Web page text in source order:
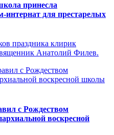
принесла
интернат для престарелых
праздника клирик
Анатолий Филев.
с Рождеством
воскресной